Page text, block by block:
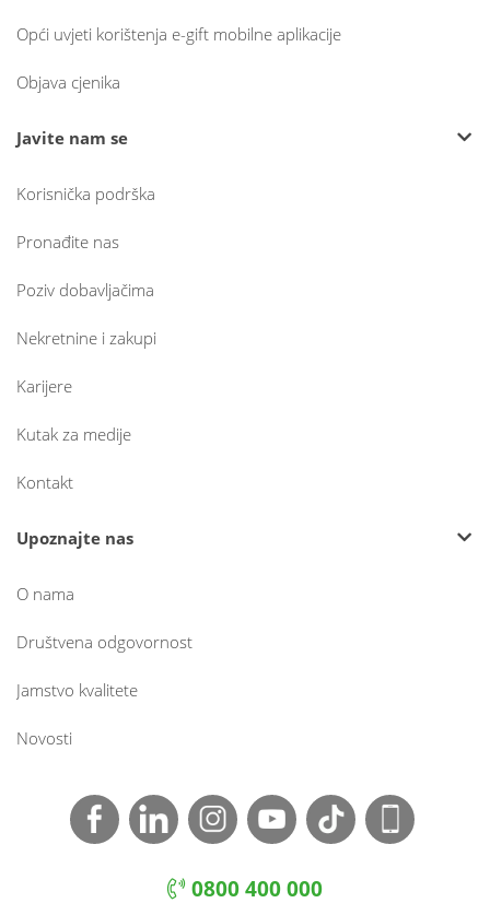
Opći uvjeti korištenja e-gift mobilne aplikacije
Objava cjenika
Javite nam se
Korisnička podrška
Pronađite nas
Poziv dobavljačima
Nekretnine i zakupi
Karijere
Kutak za medije
Kontakt
Upoznajte nas
O nama
Društvena odgovornost
Jamstvo kvalitete
Novosti
0800 400 000